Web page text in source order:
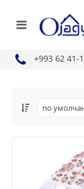
+993 62 41-